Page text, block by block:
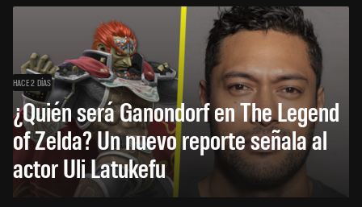
HACE 2 DÍAS
¿Quién será Ganondorf en The Legend
of Zelda? Un nuevo reporte señala al
actor Uli Latukefu